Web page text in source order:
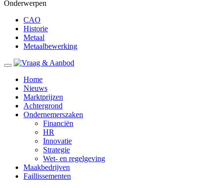
Onderwerpen
CAO
Historie
Metaal
Metaalbewerking
Home
Nieuws
Marktprijzen
Achtergrond
Ondernemerszaken
Financiën
HR
Innovatie
Strategie
Wet- en regelgeving
Maakbedrijven
Faillissementen